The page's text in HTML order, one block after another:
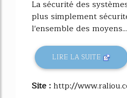
La sécurité des
plus simplement
l'ensemble des moyens...
LIRE LA SUITE
Site :http://